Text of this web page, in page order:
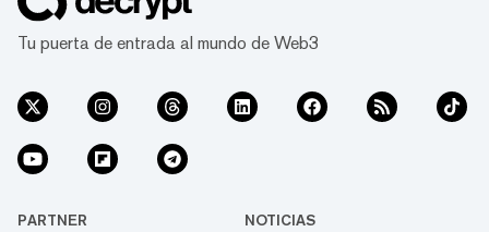
Tu puerta de entrada al mundo de Web3
PARTNER NOTICIAS